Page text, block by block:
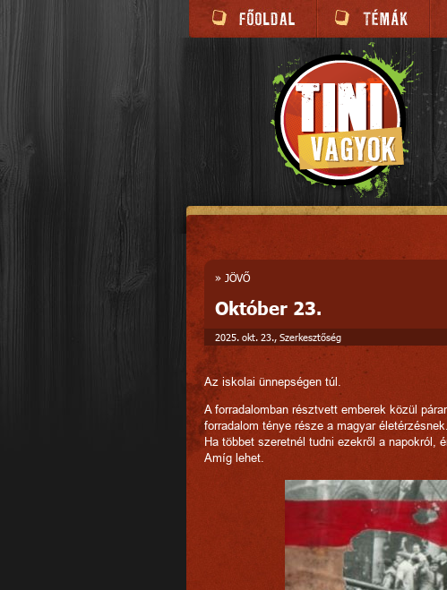
» JÖVŐ
Október 23.
2025. okt. 23., Szerkesztőség
Az iskolai ünnepségen túl.
A forradalomban résztvett emberek közül
forradalom ténye része a magyar életérzésnek.
Ha többet szeretnél tudni ezekről a napokról,
Amíg lehet.